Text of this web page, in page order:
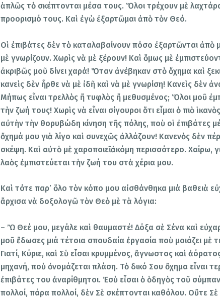
ἁπλῶς τὸ σκέπτονται μέσα τους. Ὅλοι τρέχουν μὲ
προορισμό τους. Καὶ ἐγὼ ἐξαρτῶμαι ἀπὸ τὸν Θεό.
Οἱ ἐπιβάτες δὲν τὸ καταλαβαίνουν πόσο ἐξαρτῶνται ἀπὸ
μὲ γνωρίζουν. Χωρὶς νὰ μὲ ξέρουν! Καὶ ὅμως μὲ
ἀκριβῶς μοῦ δίνει χαρά! Ὅταν ἀνέβηκαν στὸ ὄχημα καὶ
κανεὶς δὲν ἦρθε νὰ μὲ ἰδῆ καὶ νὰ μὲ γνωρίση! Κανεὶς δὲν
Μήπως εἶναι τρελλὸς ἤ τυφλὸς ἤ μεθυσμένος; Ὅλοι μοῦ
τὴν ζωή τους! Χωρὶς νὰ εἶναι σίγουροι ὅτι εἶμαι ὁ πιὸ
αὐτὴν τὴν θορυβώδη κίνηση τῆς πόλης, ποὺ οἱ ἐπιβάτες
ὄχημά μου γιὰ λίγο καὶ συνεχῶς ἀλλάζουν! Κανενὸς δὲν
σκέψη. Καὶ αὐτὸ μὲ χαροποιεῖ ἀκόμη περισσότερο. Χαίρω,
λαὸς ἐμπιστεύεται τὴν ζωή του στὰ χέρια μου.
Καὶ τότε παρ’ ὅλο τὸν κόπο μου αἰσθάνθηκα μιά βαθειὰ
ἄρχισα νὰ δοξολογῶ τὸν Θεὸ μὲ τὰ λόγια:
– Ὢ Θεέ μου, μεγάλε καὶ θαυμαστέ! Δόξα σὲ Σένα καὶ
μοῦ ἔδωσες μιά τέτοια σπουδαία ἐργασία ποὺ μοιάζει μὲ
Γιατί, Κύριε, καὶ Σὺ εἶσαι κρυμμένος, ἄγνωστος καὶ
μηχανή, ποὺ ὀνομάζεται πλάση. Τὸ δικό Σου ὄχημα εἶναι
ἐπιβάτες του ἀναρίθμητοι. Ἐσὺ εἶσαι ὁ ὁδηγὸς τοῦ
πολλοί, πάρα πολλοί, δὲν Σὲ σκέπτονται καθόλου. Οὔτε